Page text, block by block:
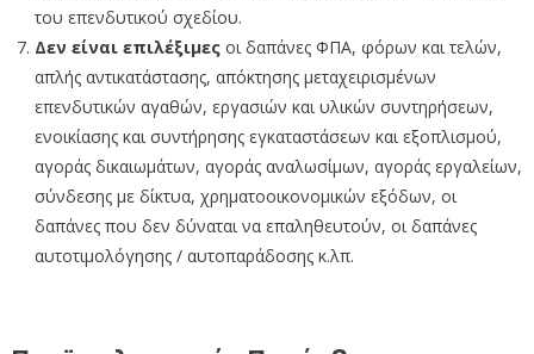
του επενδυτικού σχεδίου.
Δεν είναι επιλέξιμεςοι δαπάνες ΦΠΑ, φόρων και τελών,
απλής αντικατάστασης, απόκτησης μεταχειρισμένων
επενδυτικών αγαθών, εργασιών και υλικών συντηρήσεων,
ενοικίασης και συντήρησης εγκαταστάσεων και εξοπλισμού,
αγοράς δικαιωμάτων, αγοράς αναλωσίμων, αγοράς εργαλείων,
σύνδεσης με δίκτυα, χρηματοοικονομικών εξόδων, οι
δαπάνες που δεν δύναται να επαληθευτούν, οι δαπάνες
αυτοτιμολόγησης / αυτοπαράδοσης κ.λπ.